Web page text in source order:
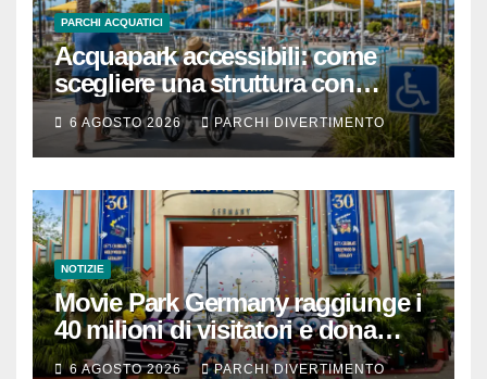
PARCHI ACQUATICI
Acquapark accessibili: come
scegliere una struttura con
passeggino o sedia a rotelle
6 AGOSTO 2026 PARCHI DIVERTIMENTO
NOTIZIE
Movie Park Germany raggiunge i
40 milioni di visitatori e dona
40.000 euro
6 AGOSTO 2026 PARCHI DIVERTIMENTO